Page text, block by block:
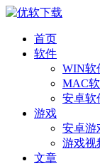
首页
软件
WIN软
MAC
安卓软
游戏
安卓游
游戏视
文章